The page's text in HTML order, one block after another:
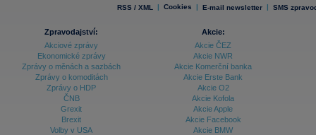
RSS / XML | Cookies | E-mail newsletter | SMS
Zpravodajství:
Akciové zprávy
Ekonomické zprávy
Zprávy o měnách a sazbách
Zprávy o komoditách
Zprávy o HDP
ČNB
Grexit
Brexit
Volby v USA
Akcie:
Akcie ČEZ
Akcie NWR
Akcie Komerční banka
Akcie Erste Bank
Akcie O2
Akcie Kofola
Akcie Apple
Akcie Facebook
Akcie BMW